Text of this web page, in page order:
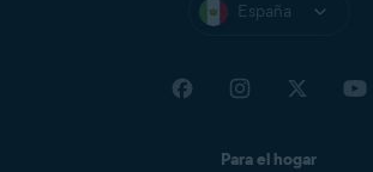
España
Para el hogar